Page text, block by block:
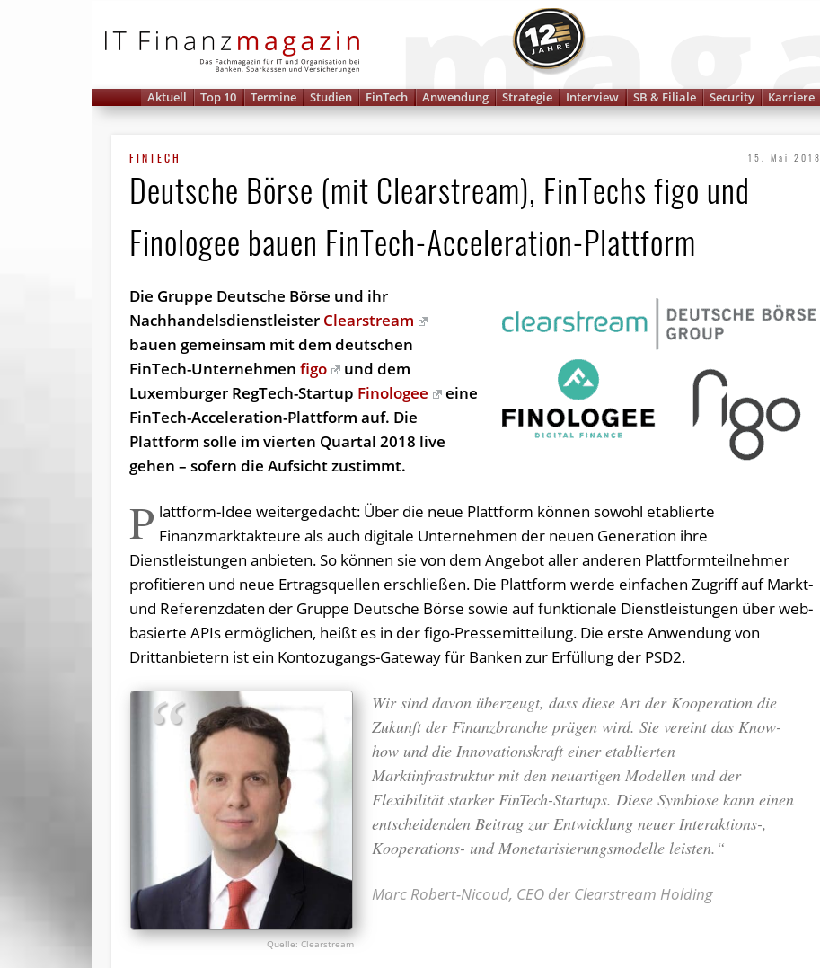
Aktuell Top 10 Termine Studien FinTech Anwendung Strategie Interview SB & Filiale Security Karriere
FINTECH 15. Mai 2018
Deutsche Börse (mit Clearstream), FinTechs figo und
Finologee bauen FinTech-Acceleration-Plattform
Die Gruppe Deutsche Börse und ihr
Nachhandelsdienstleister Clear­stream
bauen gemeinsam mit dem deutschen
FinTech-Unternehmenfigo
und dem
Luxemburger RegTech-Startup Finologee
eine
FinTech-Acceleration-Plattform auf. Die
Plattform solle im vierten Quartal 2018 live
gehen – sofern die Aufsicht zustimmt.
P lattform-Idee weitergedacht: Über die neue Plattform können sowohl etablierte
Finanzmarktakteure als auch digitale Unternehmen der neuen Generation ihre
Dienstleistungen anbieten. So können sie von dem Angebot aller anderen Plattformteilnehmer
profitieren und neue Ertragsquellen erschließen. Die Plattform werde einfachen Zugriff auf Markt-
und Referenzdaten der Gruppe Deutsche Börse sowie auf funktionale Dienstleistungen über web-
basierte APIs ermöglichen, heißt es in der figo-Pressemitteilung. Die erste Anwendung von
Drittanbietern ist ein Kontozugangs-Gateway für Banken zur Erfüllung der PSD2.
Clearstream
Wir sind davon überzeugt, dass diese Art der Kooperation die
Zukunft der Finanzbranche prägen wird. Sie vereint das Know-
how und die Innovationskraft einer etablierten
Marktinfrastruktur mit den neuartigen Modellen und der
Flexibilität starker FinTech-Startups. Diese Symbiose kann einen
entscheidenden Beitrag zur Entwicklung neuer Interaktions-,
Kooperations- und Monetarisierungsmodelle leisten.“
Marc Robert-Nicoud, CEO der Clearstream Holding